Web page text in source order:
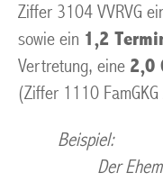
Ziffer 3104 VVRVG
sowie ein 1,2
Vertretung, eine 2,0
(Ziffer 1110
Beispiel:
Der